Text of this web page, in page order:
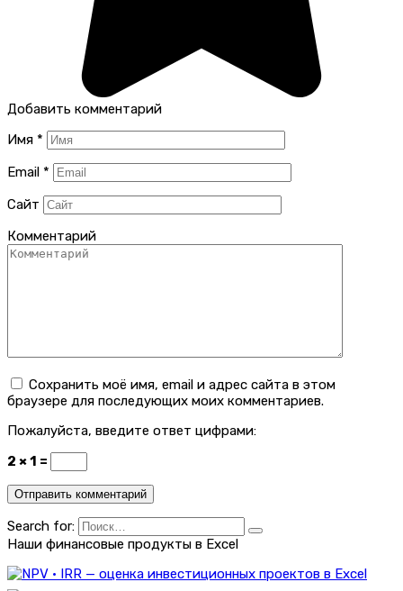
Добавить комментарий
Имя *
Email *
Сайт
Комментарий
Сохранить моё имя, email и адрес сайта в этом
браузере для последующих моих комментариев.
Пожалуйста, введите ответ цифрами:
2 × 1 =
Search for:
Наши финансовые продукты в Excel